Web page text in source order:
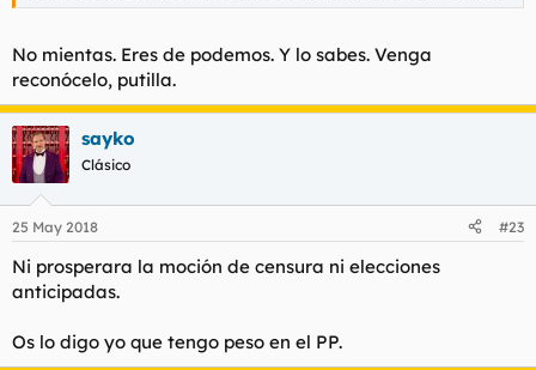
No mientas. Eres de podemos. Y lo sabes. Venga
reconócelo, putilla.
sayko
Clásico
25 May 2018 #23
Ni prosperara la moción de censura ni elecciones
anticipadas.
Os lo digo yo que tengo peso en el PP.